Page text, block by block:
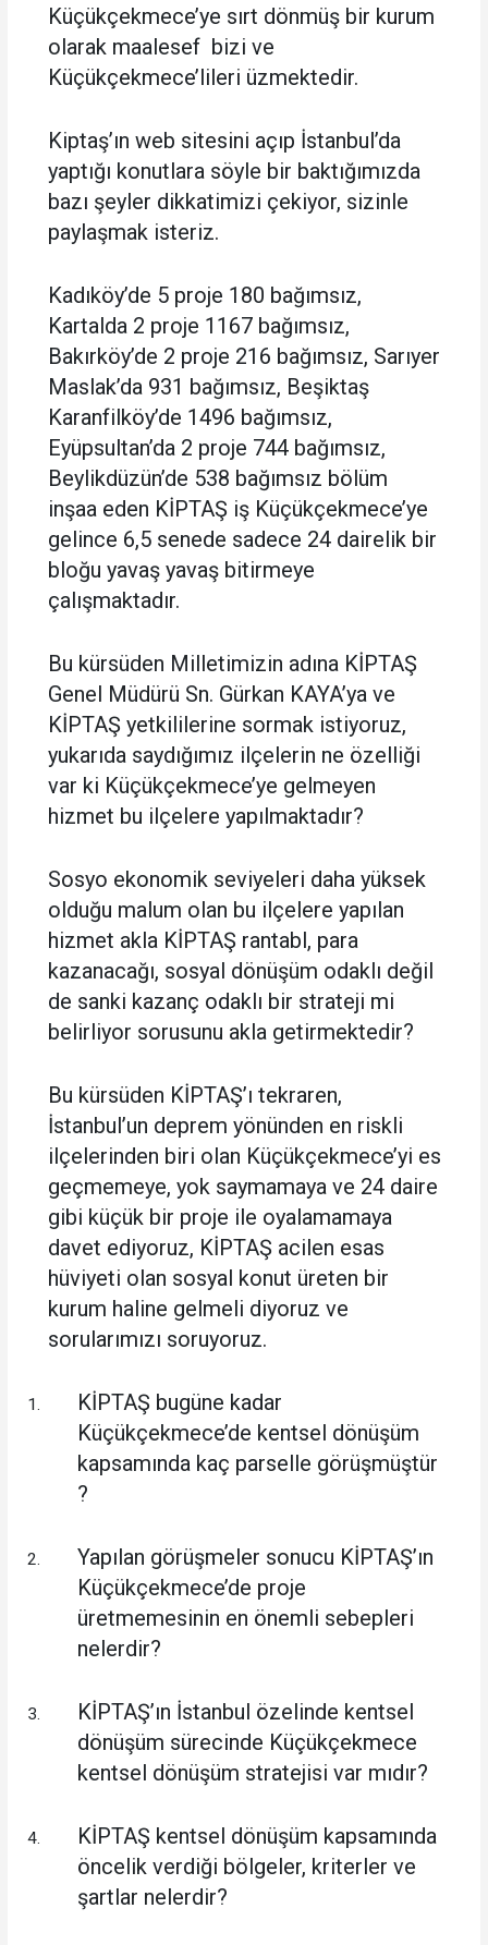
Küçükçekmece’ye sırt dönmüş bir kurum
olarak maalesef bizi ve
Küçükçekmece’lileri üzmektedir.
Kiptaş’ın web sitesini açıp İstanbul’da
yaptığı konutlara söyle bir baktığımızda
bazı şeyler dikkatimizi çekiyor, sizinle
paylaşmak isteriz.
Kadıköy’de 5 proje 180 bağımsız,
Kartalda 2 proje 1167 bağımsız,
Bakırköy’de 2 proje 216 bağımsız, Sarıyer
Maslak’da 931 bağımsız, Beşiktaş
Karanfilköy’de 1496 bağımsız,
Eyüpsultan’da 2 proje 744 bağımsız,
Beylikdüzün’de 538 bağımsız bölüm
inşaa eden KİPTAŞ iş Küçükçekmece’ye
gelince 6,5 senede sadece 24 dairelik bir
bloğu yavaş yavaş bitirmeye
çalışmaktadır.
Bu kürsüden Milletimizin adına KİPTAŞ
Genel Müdürü Sn. Gürkan KAYA’ya ve
KİPTAŞ yetkililerine sormak istiyoruz,
yukarıda saydığımız ilçelerin ne özelliği
var ki Küçükçekmece’ye gelmeyen
hizmet bu ilçelere yapılmaktadır?
Sosyo ekonomik seviyeleri daha yüksek
olduğu malum olan bu ilçelere yapılan
hizmet akla KİPTAŞ rantabl, para
kazanacağı, sosyal dönüşüm odaklı değil
de sanki kazanç odaklı bir strateji mi
belirliyor sorusunu akla getirmektedir?
Bu kürsüden KİPTAŞ’ı tekraren,
İstanbul’un deprem yönünden en riskli
ilçelerinden biri olan Küçükçekmece’yi es
geçmemeye, yok saymamaya ve 24 daire
gibi küçük bir proje ile oyalamamaya
davet ediyoruz, KİPTAŞ acilen esas
hüviyeti olan sosyal konut üreten bir
kurum haline gelmeli diyoruz ve
sorularımızı soruyoruz.
KİPTAŞ bugüne kadar
Küçükçekmece’de kentsel dönüşüm
kapsamında kaç parselle görüşmüştür
?
Yapılan görüşmeler sonucu KİPTAŞ’ın
Küçükçekmece’de proje
üretmemesinin en önemli sebepleri
nelerdir?
KİPTAŞ’ın İstanbul özelinde kentsel
dönüşüm sürecinde Küçükçekmece
kentsel dönüşüm stratejisi var mıdır?
KİPTAŞ kentsel dönüşüm kapsamında
öncelik verdiği bölgeler, kriterler ve
şartlar nelerdir?